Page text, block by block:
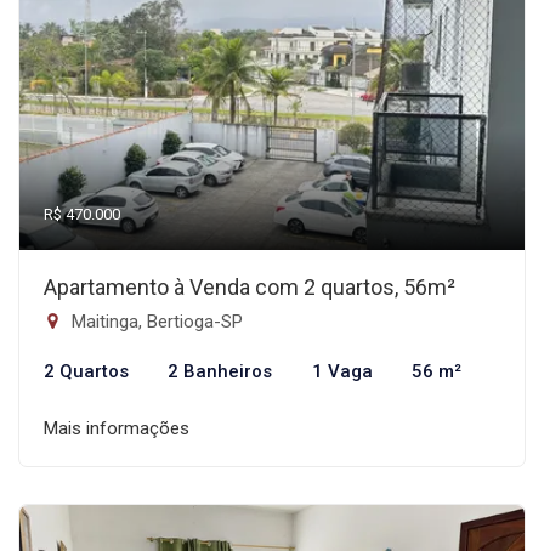
R$ 470.000
Apartamento à Venda com 2 quartos, 56m²
Maitinga, Bertioga-SP
2 Quartos 2 Banheiros 1 Vaga 56 m²
Mais informações